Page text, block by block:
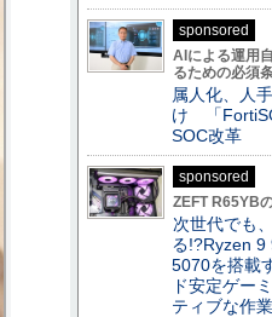
sponsored
AIによる運用
るための必須
属人化、人
け 「
SOC改革
sponsored
ZEFT R65YB
次世代でも
る!?Ryzen 9
5070を搭載
ド安定ゲー
ティブな作